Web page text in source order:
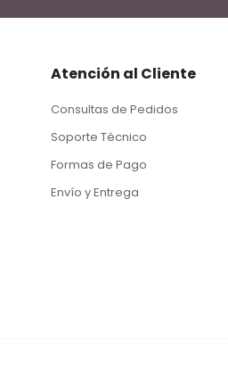
Atención al Cliente
Consultas de Pedidos
Soporte Técnico
Formas de Pago
Envío y Entrega